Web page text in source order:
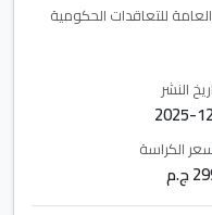
للتعاقدات الحكومية
النشر
2025-
الكراسة